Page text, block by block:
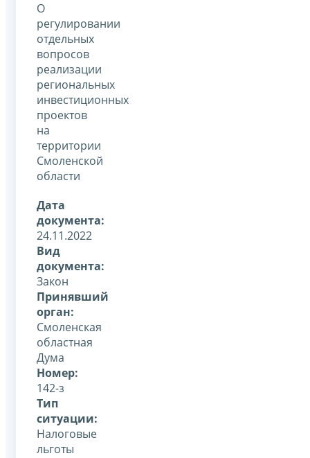
О
регулировании
отдельных
вопросов
реализации
региональных
инвестиционных
проектов
на
территории
Смоленской
области
Дата
документа:
24.11.2022
Вид
документа:
Закон
Принявший
орган:
Смоленская
областная
Дума
Номер:
142-з
Тип
ситуации:
Налоговые
льготы